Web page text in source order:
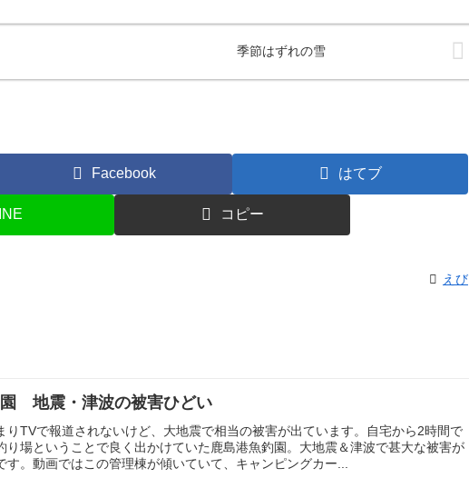
季節はずれの雪
Facebook はてブ
コピー
えび
地震・津波の被害ひどい
りTVで報道されないけど、大地震で相当の被害が出ています。自宅から2時間で
り場ということで良く出かけていた鹿島港魚釣園。大地震＆津波で甚大な被害が
す。動画ではこの管理棟が傾いていて、キャンピングカー...